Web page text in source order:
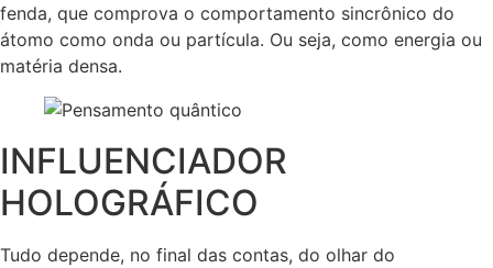
fenda, que comprova o comportamento sincrônico do
átomo como onda ou partícula. Ou seja, como energia ou
matéria densa.
INFLUENCIADOR
HOLOGRÁFICO
Tudo depende, no final das contas, do olhar do